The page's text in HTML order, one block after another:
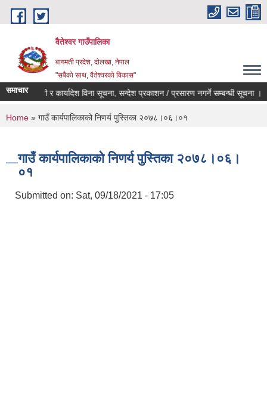
Skip to main content
वैतेश्वर गाउँपालिका
बागमती प्रदेश, दाेलखा, नेपाल
"सबैको साथ, वैतेश्वरको विकास"
समाचार
स्वीकृती र कार्यादेश विना सूचना, सन्देश प्रकाशन / प्रसारण नगर्ने सम्बन्धी सूचना ।
You are here
Home » गाउँ कार्यपालिकाको निणर्य पुस्तिका २०७८।०६।०१
गाउँ कार्यपालिकाको निणर्य पुस्तिका २०७८।०६।
०१
Submitted on: Sat, 09/18/2021 - 17:05